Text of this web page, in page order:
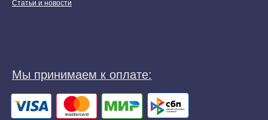
Статьи и новости